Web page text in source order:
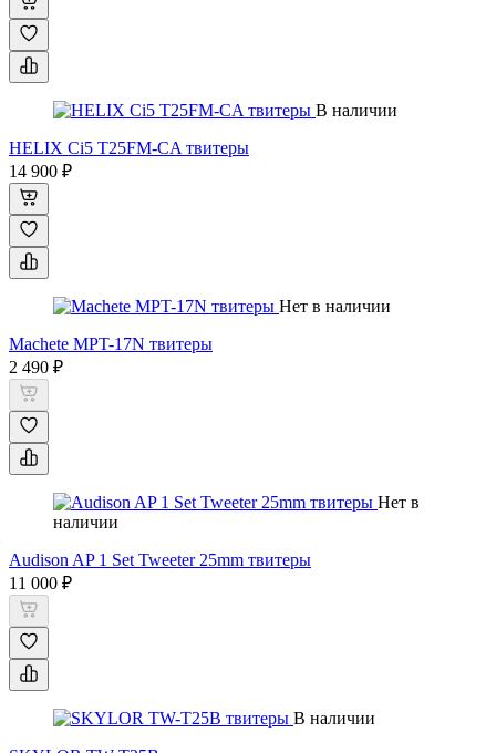
В наличии
HELIX Ci5 T25FM-CA твитеры
14 900 ₽
Нет в наличии
Machete MPT-17N твитеры
2 490 ₽
Нет в
наличии
Audison AP 1 Set Tweeter 25mm твитеры
11 000 ₽
В наличии